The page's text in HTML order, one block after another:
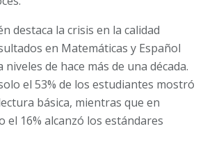
destaca la crisis en la calidad
en Matemáticas y Español
de hace más de una década.
el 53% de los estudiantes mostró
básica, mientras que en
el 16% alcanzó los estándares